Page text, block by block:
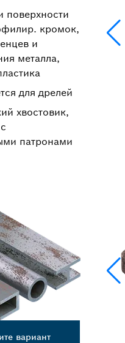
поверхности
кромок,
и
металла,
для дрелей
хвостовик,
патронами
вариант